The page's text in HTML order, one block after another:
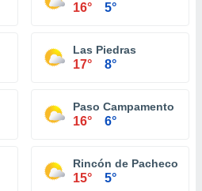
16° 5°
Las Piedras
17° 8°
Paso Campamento
16° 6°
Rincón de Pacheco
15° 5°